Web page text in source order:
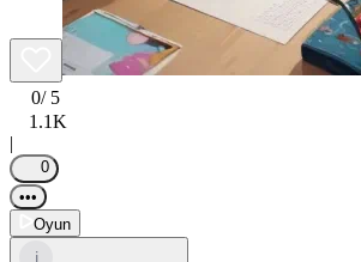
0/ 5
1.1K
|
0
•••
Oyun
i